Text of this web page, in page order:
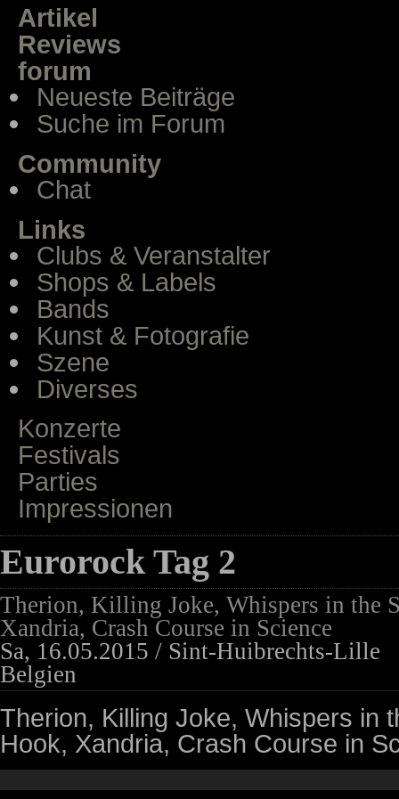
Artikel
Reviews
forum
Neueste Beiträge
Suche im Forum
Community
Chat
Links
Clubs & Veranstalter
Shops & Labels
Bands
Kunst & Fotografie
Szene
Diverses
Konzerte
Festivals
Parties
Impressionen
Eurorock Tag 2
Therion, Killing Joke, Whispers in the
Xandria, Crash Course in Science
Sa, 16.05.2015 / Sint-Huibrechts-Lille
Belgien
Therion, Killing Joke, Whispers in
Hook, Xandria, Crash Course in